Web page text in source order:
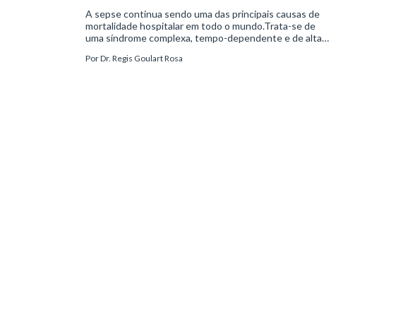
A sepse continua sendo uma das principais causas de
mortalidade hospitalar em todo o mundo.Trata-se de
uma síndrome complexa, tempo-dependente e de alta
manejo estruturado são determinantes para o desfe
PorDr. Regis Goulart Rosa